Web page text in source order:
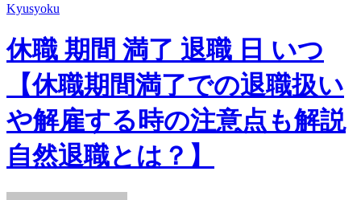
Kyusyoku
休職 期間 満了 退職 日 いつ
【休職期間満了での退職扱い
や解雇する時の注意点も解説
自然退職とは？】